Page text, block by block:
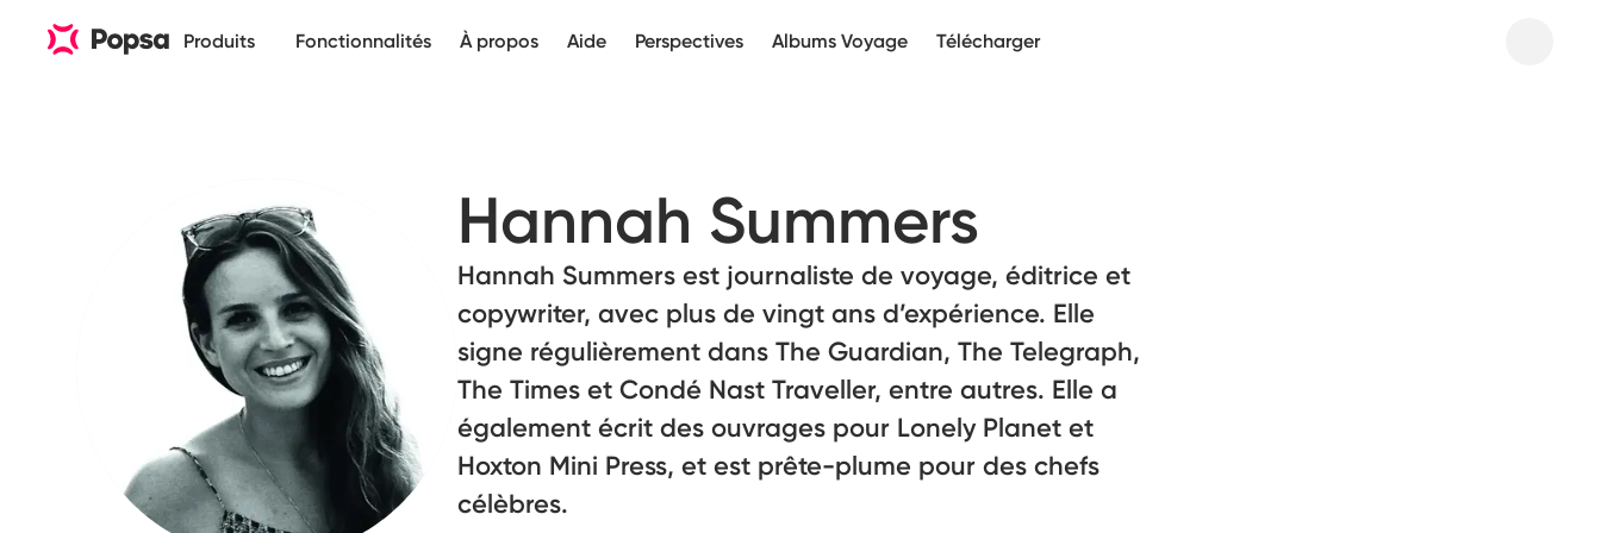
Produits Fonctionnalités À propos Aide Perspectives Albums Voyage Télécharger
Hannah Summers
Hannah Summers est journaliste de voyage, éditrice et
copywriter, avec plus de vingt ans d’expérience. Elle
signe régulièrement dans The Guardian, The Telegraph,
The Times et Condé Nast Traveller, entre autres. Elle a
également écrit des ouvrages pour Lonely Planet et
Hoxton Mini Press, et est prête-plume pour des chefs
célèbres.